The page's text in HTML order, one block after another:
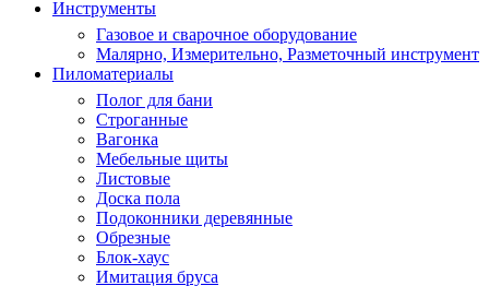
Инструменты
Газовое и сварочное оборудование
Малярно, Измерительно, Разметочный инструмент
Пиломатериалы
Полог для бани
Строганные
Вагонка
Мебельные щиты
Листовые
Доска пола
Подоконники деревянные
Обрезные
Блок-хаус
Имитация бруса